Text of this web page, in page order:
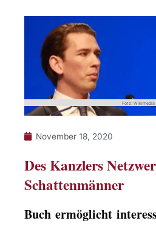
Foto: Wikimedia
November 18, 2020
Des Kanzlers
Schattenmänner
Buch ermöglicht